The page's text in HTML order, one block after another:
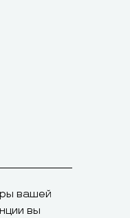
вашей
вы